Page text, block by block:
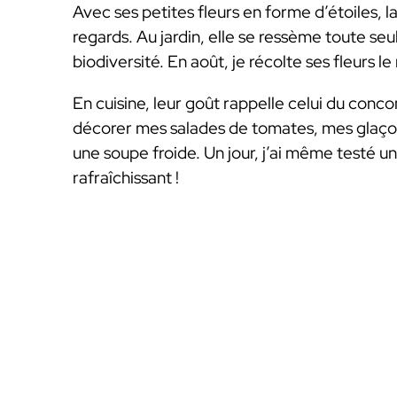
Avec ses petites fleurs en forme d’étoiles,
regards. Au jardin, elle se ressème toute
biodiversité. En août, je récolte ses fleurs
En cuisine, leur goût rappelle celui du
décorer mes salades de tomates, mes
une soupe froide. Un jour, j’ai même testé
rafraîchissant !